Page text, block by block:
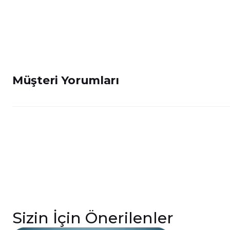
Müşteri Yorumları
Sizin İçin Önerilenler